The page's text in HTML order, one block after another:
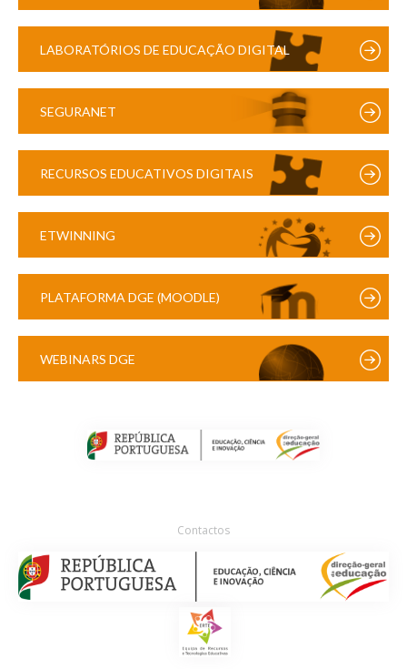
LABORATÓRIOS DE EDUCAÇÃO DIGITAL
SEGURANET
RECURSOS EDUCATIVOS DIGITAIS
ETWINNING
PLATAFORMA DGE (MOODLE)
WEBINARS DGE
Contactos